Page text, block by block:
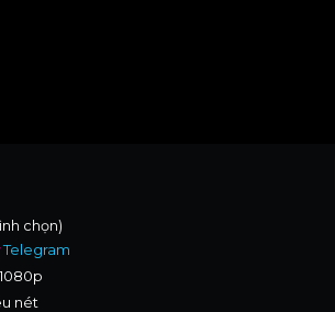
chọn)
Telegram
nét